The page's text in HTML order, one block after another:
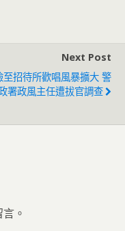
Next Post
至招待所歡唱風暴擴大 警
署政風主任遭拔官調查
。